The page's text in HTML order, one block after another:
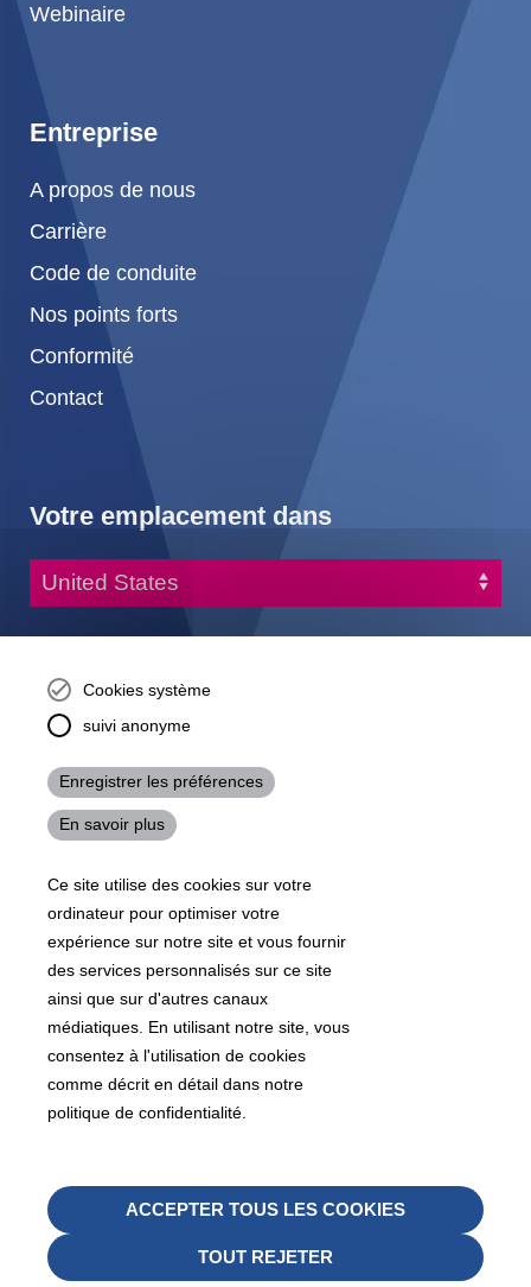
Webinaire
Entreprise
A propos de nous
Carrière
Code de conduite
Nos points forts
Conformité
Contact
Votre emplacement dans
info-america@kraiburg-tpe.com
KRAIBURG TPE Corporation, Buford, GA - United States,
4365 Hamilton Mill Rd.,
josh.ackernecht@kraiburg-tpe.com
Conventus Polymers, New Jersey - USA, 2001 US-46,
Parsippany-Troy Hills, NJ 07054, United States
KRAIBURG TPE Americas, , Meet with our product
experts to find out how we can best cater to your
07
Footer
Legals
沪 ICP 备 18006817 号 沪公网安备31010602007716号
CGV Impressum
08
Footer
Cookies système
suivi anonyme
Enregistrer les préférences
En savoir plus
Ce site utilise des cookies sur votre
ordinateur pour optimiser votre
expérience sur notre site et vous fournir
des services personnalisés sur ce site
ainsi que sur d'autres canaux
médiatiques. En utilisant notre site, vous
consentez à l'utilisation de cookies
comme décrit en détail dans notre
politique de confidentialité.
ACCEPTER TOUS LES COOKIES
Retirer
TOUT REJETER